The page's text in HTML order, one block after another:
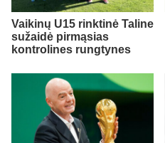
Vaikinų U15 rinktinė Taline
sužaidė pirmąsias
kontrolines rungtynes